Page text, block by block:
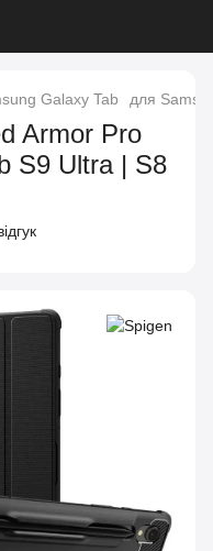
Galaxy Tab для
Armor Pro
S9 Ultra | S8